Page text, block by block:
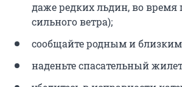
даже редких льдин, во время
сильного ветра);
сообщайте родным и
наденьте спасательный